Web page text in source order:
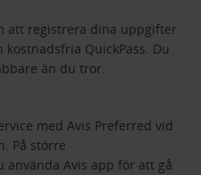
att registrera dina uppgifter
QuickPass. Du
än du tror.
med Avis Preferred vid
På större
Avis app för att gå